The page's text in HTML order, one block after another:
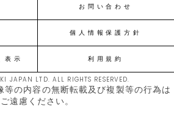
お問い合わせ
個人情報保護方針
表示 利用規約
JAPAN LTD. ALL RIGHTS RESERVED.
等の内容の無断転載及び複製等の行為は
ご遠慮ください。